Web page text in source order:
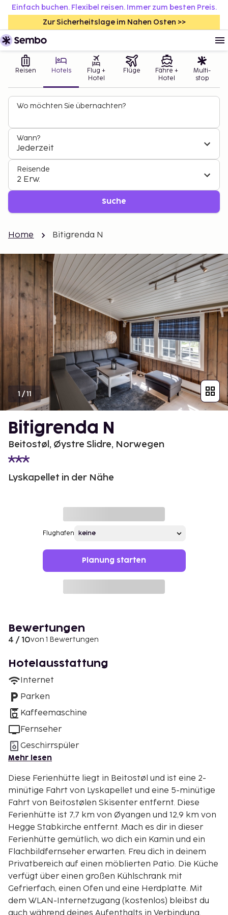
Einfach buchen. Flexibel reisen. Immer zum besten Preis.
Zur Sicherheitslage im Nahen Osten >>
Reisen Hotels
Flug +
Hotel
Flüge
Fähre +
Hotel
Multi-
stop
Wo möchten Sie übernachten?
Wann?
Jederzeit
Reisende
2 Erw.
Suche
Home Bitigrenda N
1 /11
Bitigrenda N
Beitostøl, Øystre Slidre, Norwegen
Lyskapellet in der Nähe
Flughafen
Planung starten
Bewertungen
4 / 10von 1 Bewertungen
Hotelausstattung
Internet
Parken
Kaffeemaschine
Fernseher
Geschirrspüler
Mehr lesen
Diese Ferienhütte liegt in Beitostøl und ist eine 2-
minütige Fahrt von Lyskapellet und eine 5-minütige
Fahrt von Beitostølen Skisenter entfernt. Diese
Ferienhütte ist 7,7 km von Øyangen und 12,9 km von
Hegge Stabkirche entfernt. Mach es dir in dieser
Ferienhütte gemütlich, wo dich ein Kamin und ein
Flachbildfernseher erwarten. Freu dich in deinem
Privatbereich auf einen möblierten Patio. Die Küche
verfügt über einen großen Kühlschrank mit
Gefrierfach, einen Ofen und eine Herdplatte. Mit
dem WLAN-Internetzugang (kostenlos) bleibst du